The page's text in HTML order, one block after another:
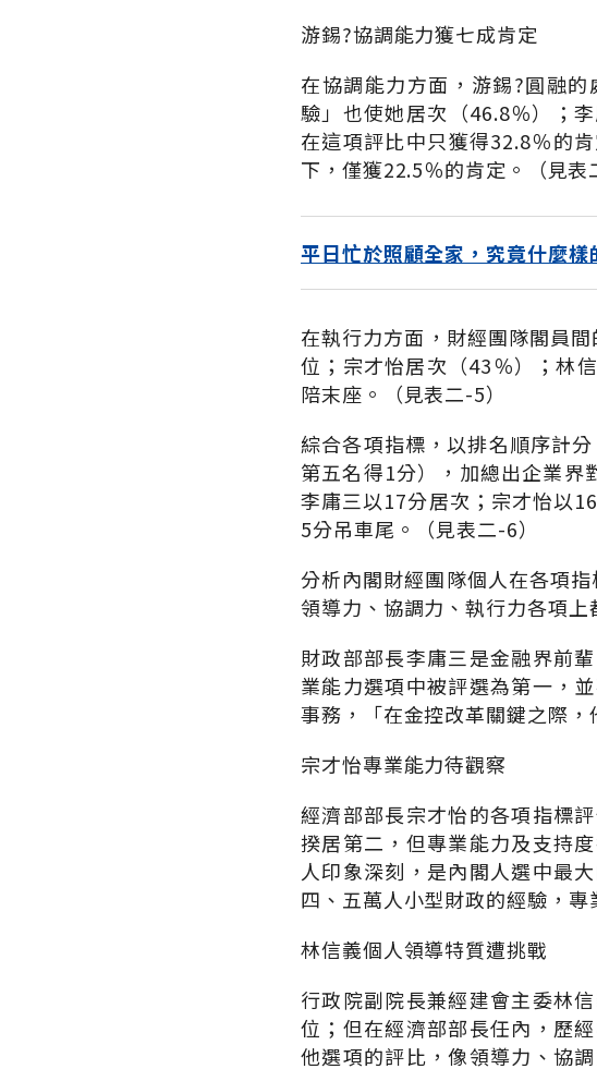
游錫?協調能力獲七成肯定
在協調能力方面，游錫?圓融
驗」也使她居次（46.8％）；
在這項評比中只獲得32.8％的
下，僅獲22.5％的肯定。（見表
平日忙於照顧全家，究竟什麼
在執行力方面，財經團隊閣員
位；宗才怡居次（43％）；林
陪末座。（見表二-5）
綜合各項指標，以排名順序計
第五名得1分），加總出企業界
李庸三以17分居次；宗才怡以
5分吊車尾。（見表二-6）
分析內閣財經團隊個人在各項
領導力、協調力、執行力各項
財政部部長李庸三是金融界前
業能力選項中被評選為第一，
事務，「在金控改革關鍵之際，
宗才怡專業能力待觀察
經濟部部長宗才怡的各項指標
揆居第二，但專業能力及支持
人印象深刻，是內閣人選中最
四、五萬人小型財政的經驗，
林信義個人領導特質遭挑戰
行政院副院長兼經建會主委林
位；但在經濟部部長任內，歷
他選項的評比，像領導力、協